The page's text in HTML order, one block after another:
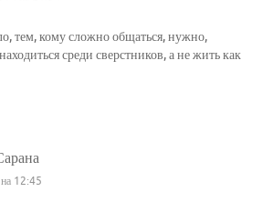
тем, кому сложно общаться, нужно,
среди сверстников, а не жить как
12:45